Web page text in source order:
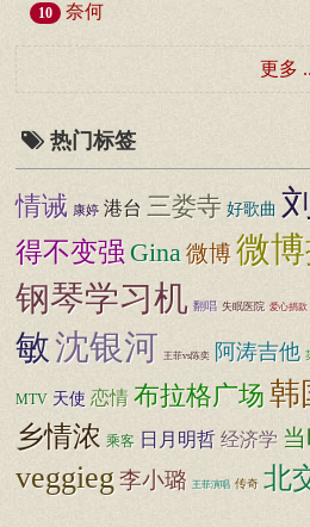
10 奈何
更多
热门标签
情诫 康婷 港台 三娄寺 好歌曲
得不变强 Gina微博微
钢琴学习机 翻唱 失眠医院 爱心捐款
敏沈银河 王菲vs陈奕 阿涛吉他
MTV 天使 恋情 布拉格广场韩
乡情浓 乘客 日月明哲 经济学
veggieg 李小璐 王菲演唱 传奇 北